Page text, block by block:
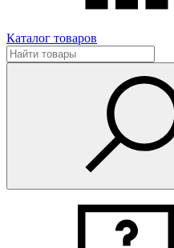
Каталог товаров